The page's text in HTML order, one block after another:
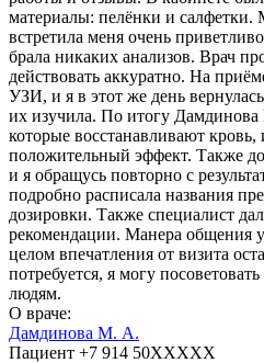
материалы: пелёнки и салфетки.
встретила меня очень
брала никаких анализов. Врач
действовать аккуратно. На
УЗИ, и я в этот же день
их изучила. По итогу Дамдинова
которые восстанавливают
положительный эффект. Также
и я обращусь повторно с
подробно расписала названия
дозировки. Также специалист
рекомендации. Манера общения
целом впечатления от визита
потребуется, я могу
людям.
О враче:
Дамдинова М. А.
Пациент +7 914 50XXXXX